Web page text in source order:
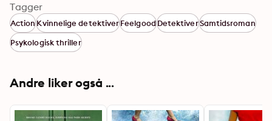
Tagger
ActionKvinnelige detektiverFeelgoodDetektiverSamtidsroman
Psykologisk thriller
Andre liker også ...